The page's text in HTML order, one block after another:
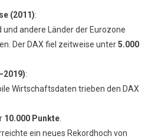
(2011):
und andere Länder der Eurozone
Der DAX fiel zeitweise unter5.000
:
Wirtschaftsdaten trieben den DAX
10.000 Punkte.
ein neues Rekordhoch von